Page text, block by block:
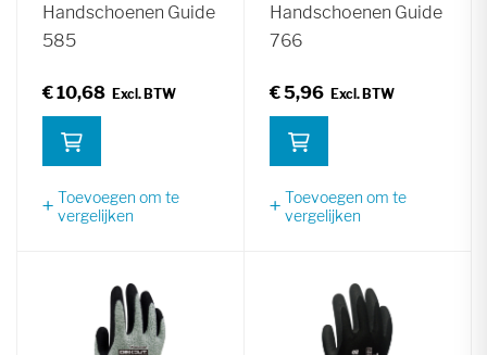
Handschoenen Guide
585
€ 10,68
Toevoegen om te
vergelijken
Handschoenen Guide
766
€ 5,96
Toevoegen om te
vergelijken